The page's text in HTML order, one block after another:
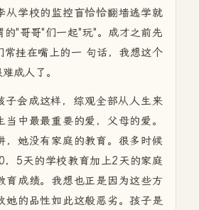
从学校的监控盲恰恰翻墙逃学就
的"哥哥"们一起"玩"。成才之前先
常挂在嘴上的一 句话，我想这个
成人了。
子会成这样，综观全部从人生来
中最最重要的爱，父母的爱。
，她没有家庭的教育。很多时候
，5天的学校教育加上2天的家庭
育成绩。我想也正是因为这些方
她的品性如此这般恶劣。孩子是